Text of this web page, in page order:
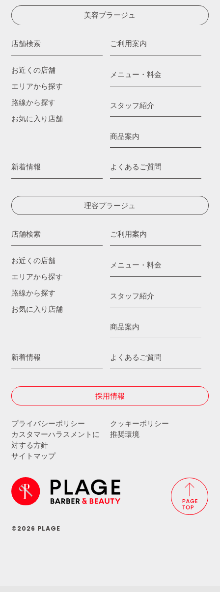
美容プラージュ
店舗検索
お近くの店舗
エリアから探す
路線から探す
お気に入り店舗
ご利用案内
メニュー・料金
スタッフ紹介
商品案内
新着情報 よくあるご質問
理容プラージュ
店舗検索
お近くの店舗
エリアから探す
路線から探す
お気に入り店舗
ご利用案内
メニュー・料金
スタッフ紹介
商品案内
新着情報 よくあるご質問
採用情報
プライバシーポリシー
クッキーポリシー
カスタマーハラスメントに
対する方針
推奨環境
サイトマップ
©2026 PLAGE